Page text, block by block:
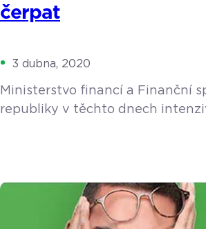
čerpat
3 dubna, 2020
Ministerstvo financí a Finanční
republiky v těchto dnech
12. března do 30. dubna 2020 a
žadatelé získali finanční
měsíce dubna. Vláda ČR